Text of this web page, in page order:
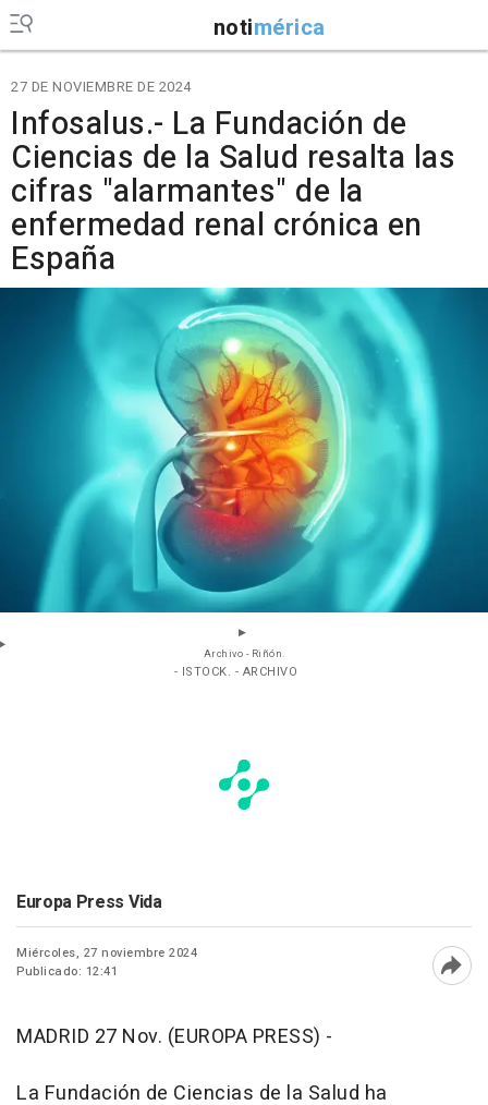
notimérica
27 DE NOVIEMBRE DE 2024
Infosalus.- La Fundación de
Ciencias de la Salud resalta las
cifras "alarmantes" de la
enfermedad renal crónica en
España
Archivo - Riñón.
- ISTOCK. - ARCHIVO
Europa Press Vida
Miércoles, 27 noviembre 2024
Publicado: 12:41
MADRID 27 Nov. (EUROPA PRESS) -
La Fundación de Ciencias de la Salud ha